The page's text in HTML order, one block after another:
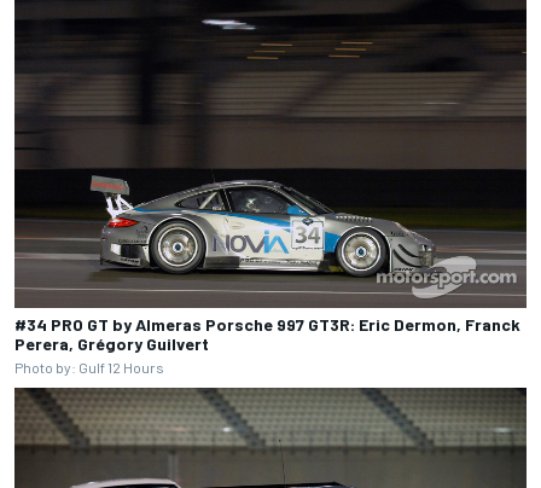
#34 PRO GT by Almeras Porsche 997 GT3R: Eric Dermon, Franck
Perera, Grégory Guilvert
Photo by: Gulf 12 Hours